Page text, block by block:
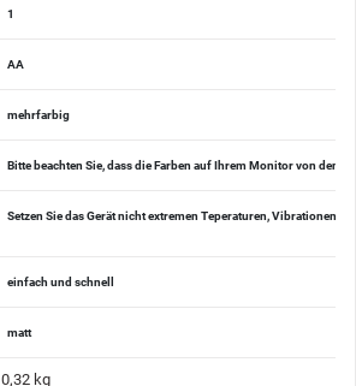
1
AA
mehrfarbig
Bitte beachten Sie, dass die Farben auf Ihrem Monitor von den
Setzen Sie das Gerät nicht extremen Teperaturen, Vibrationen
einfach und schnell
matt
0,32 kg